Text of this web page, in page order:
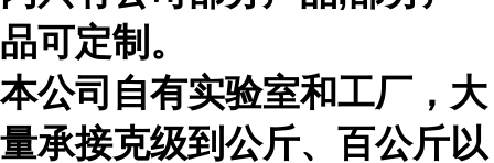
品可定制。
本公司自有实验室和工厂，大
量承接克级到公斤、百公斤以